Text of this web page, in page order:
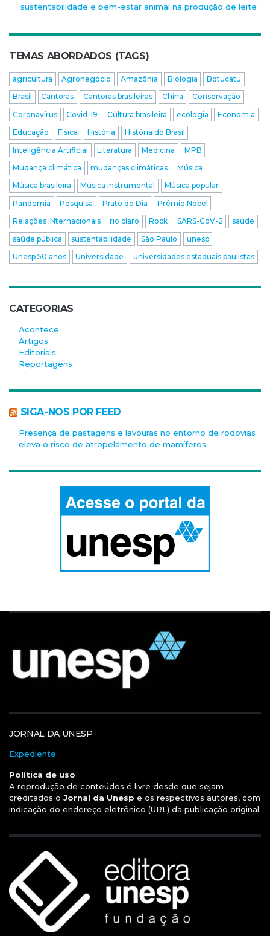
sustentabilidade e bem-estar animal na produção de leite
TEMAS ABORDADOS (TAGS)
agricultura Agronegócio Amazônia Biologia
Botucatu
Brasil
Cantoras Cantoras brasileiras China
Conservação
Coronavírus
Covid-19 Cultura brasileira ecologia
Economia
Educação
Física História
História do Brasil
Inteligência Artificial
Literatura Medicina
MPB
Mudança climática
mudanças climáticas
Música
Música brasileira
Música instrumental
Música popular
Pandemia
Pesquisa Prato do Dia
Prêmio Nobel
Relações INternacionais
rio claro Rock SARS-CoV-2
saúde
saúde pública
sustentabilidade São Paulo
unesp
Unesp 50 anos
Universidade universidades estaduais paulistas
CATEGORIAS
Acontece
Artigos
Editoriais
Reportagens
SIGA-NOS POR FEED
Presença de pastagens e lavouras no entorno de rodovias
eleva o risco de atropelamento de mamíferos
JORNAL DA UNESP
Expediente
Política de uso
A reprodução de conteúdos é livre desde que sejam
creditados o Jornal da Unesp e os respectivos autores, com
indicação do endereço eletrônico (URL) da publicação original.